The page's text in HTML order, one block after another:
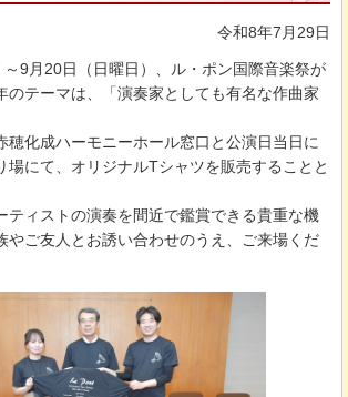
令和8年7月29日
9月20日（日曜日）、ル・ポン国際音楽祭が
のテーマは、「演奏家としても有名な作曲家
穂化成ハーモニーホール窓口と公演日当日に
場にて、オリジナルTシャツを販売することと
ティストの演奏を間近で鑑賞できる貴重な機
やご友人とお誘い合わせのうえ、ご来場くだ